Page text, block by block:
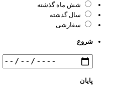
شش ماه گذشته
سال گذشته
سفارشی
شروع
پایان